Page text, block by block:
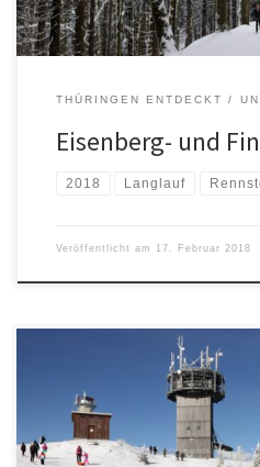
THÜRINGEN ENTDECKT
Eisenberg- und
2018 Langlauf
Veröffentlicht am 17. Februar 2018